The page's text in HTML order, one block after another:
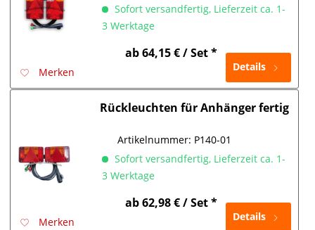
Sofort versandfertig, Lieferzeit ca. 1-
3 Werktage
ab 64,15 € / Set *
Merken Details
Rückleuchten für Anhänger fertig
Sofort versandfertig, Lieferzeit ca. 1-
3 Werktage
Artikelnummer: P140-01
ab 62,98 € / Set *
Merken Details